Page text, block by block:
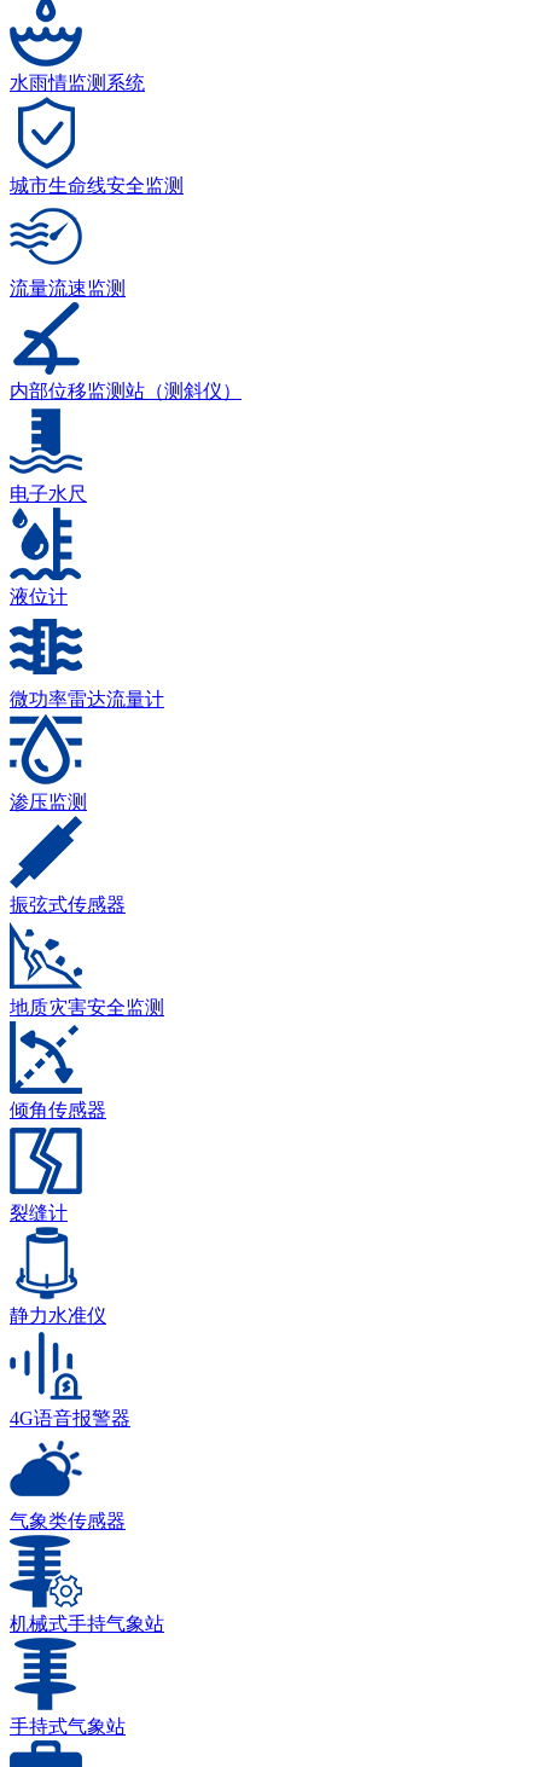
水雨情监测系统
城市生命线安全监测
流量流速监测
内部位移监测站（测斜仪）
电子水尺
液位计
微功率雷达流量计
渗压监测
振弦式传感器
地质灾害安全监测
倾角传感器
裂缝计
静力水准仪
4G语音报警器
气象类传感器
机械式手持气象站
手持式气象站